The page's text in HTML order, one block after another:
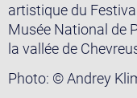
artistique du
Musée National de
la vallée de
Photo: © Andrey